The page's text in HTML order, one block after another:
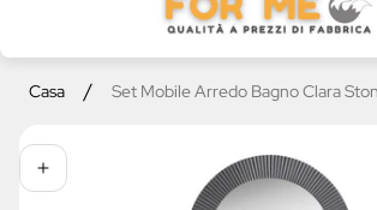
Casa / Set Mobile Arredo Bagno Clara